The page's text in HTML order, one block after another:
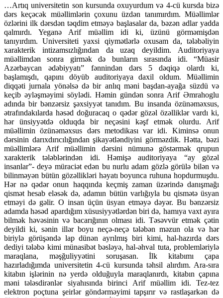
…Artıq universitetin son kursunda oxuyurdum və 4-cü kursda bizə
dərs keçəcək müəllimlərin çoxunu üzdən tanımırdım. Müəllimlər
özlərini ilk dərsdən təqdim etməyə başlasalar da, bəzən adlar yadda
qalmırdı. Yeganə Arif müəllim idi ki, üzünü görməmişdən
tanıyırdım. Universiteti yaxsi qiymətlərlə oxusam da, tələbəliyin
xarakterik intizamsızlığından da uzaq deyildim. Auditoriyaya
müəllimdən sonra girmək də bunların sırasında idi. “Müasir
Azərbaycan ədəbiyyatı” fənnindən dərs 5 dəqiqə olardı ki,
başlamışdı, qapını döyüb auditoriyaya daxil oldum. Müəllimin
diqqəti jurnala yönəlsə də bir anlıq məni başdan-ayağa süzdü və
keçib əyləşməyimi söylədi. Həmin gündən sonra Arif Əmrahoglu
adında bir bənzərsiz şəxsiyyət tanıdım. Bu insanda özünəməxsus,
ətrafındakılarda həsəd doğuracaq o qədər gözəl özəlliklər vardı ki,
hər ünsiyyətdə olduqda bir neçəsini kəşf etmək olurdu. Arif
müəllimin özünəməxsus dərs metodikası var idi. Kiminsə onun
dərsinin darıxdırıcılığından şikayətləndiyini görməzdik. Hətta, bəzi
müəllimlərə Arif müəllimin dərsini nümunə göstərmək qrupun
xarakterik tələblərindən idi. Həmişə auditoriyaya “ay gözəl
insanlar”- deyə müraciət edən bu nurlu adam gözlə görülə bilən və
bilinməyən bütün gözəllikləri həyatı boyunca ruhuna hopdurmuşdu.
Hər nə qədər onun haqqında keçmiş zaman üzərində danışmağı
qismət hesab eləsək də, adamın bütün varlığıyla bu qismətə üsyan
etməyi də gəlir. O insan üçün üsyan etməyə dəyər. Bu bənzərsiz
adamda həsəd apardığım xüsusiyyətlərdən biri də, hamıya vaxt ayıra
bilmək həvəsinin və bacarığının olması idi. Təsəvvür etmək çətin
deyildi ki, sənin illər boyu neçə-neçə tələbən məzun ola və hər
biriylə görüşəndə lap dünən ayrılmış biri kimi, hal-hazırda dərs
dediyi tələbə kimi münasibət bəsləyə, hal-əhval tuta, problemləriylə
maraqlana, məşğuliyyətini soruşasan. İlk kitabımı çapa
hazırladığımda universitetin 4-cü kursunda təhsil alırdım. Ara-sıra
kitabın işlərinin nə yerdə olduğuyla maraqlanırdı, kitabın çapına
məni tələsdirənlər siyahısında birinci Arif müəllim idi. Tez-tez
elektron poçtuna şeirlər göndərməyimi tapşırır və rastlaşarkən də